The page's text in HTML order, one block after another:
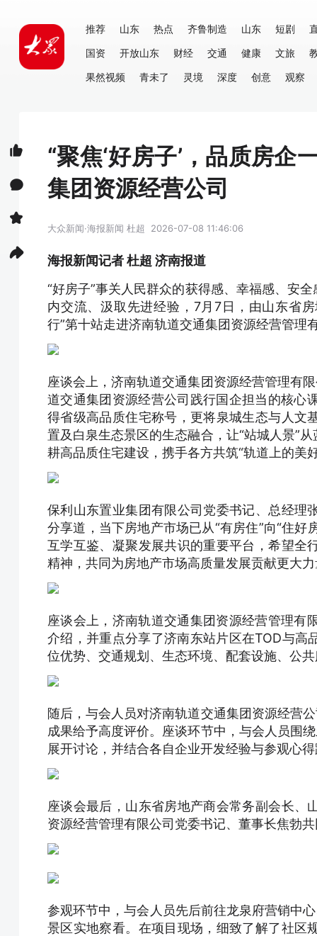
推荐 山东 热点 齐鲁制造 山东 短剧
国资
开放山东 财经 交通 健康 文旅
果然视频
青未了 灵境 深度 创意 观察
“聚焦‘好房子’，品质房企
集团资源经营公司
大众新闻·海报新闻 杜超 2026-07-08 11:46:06
海报新闻记者 杜超 济南报道
“好房子”事关人民群众的获得感、幸福感、安
内交流、汲取先进经验，7月7日，由山东省
行”第十站走进济南轨道交通集团资源经营管理
座谈会上，济南轨道交通集团资源经营管理有
道交通集团资源经营公司践行国企担当的核心
得省级高品质住宅称号，更将泉城生态与人文
置及白泉生态景区的生态融合，让“站城人景”
耕高品质住宅建设，携手各方共筑“轨道上的美
保利山东置业集团有限公司党委书记、总经理
分享道，当下房地产市场已从“有房住”向“住好
互学互鉴、凝聚发展共识的重要平台，希望全
精神，共同为房地产市场高质量发展贡献更大
座谈会上，济南轨道交通集团资源经营管理有
介绍，并重点分享了济南东站片区在TOD与高
位优势、交通规划、生态环境、配套设施、公
随后，与会人员对济南轨道交通集团资源经营
成果给予高度评价。座谈环节中，与会人员围
展开讨论，并结合各自企业开发经验与参观心
座谈会最后，山东省房地产商会常务副会长、
资源经营管理有限公司党委书记、董事长焦勃
参观环节中，与会人员先后前往龙泉府营销中
景区实地察看。在项目现场，细致了解了社区